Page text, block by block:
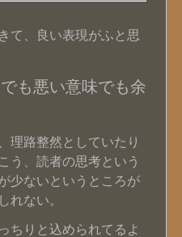
て、良い表現がふと思
も悪い意味でも余
理路整然としていたり
う、読者の思考という
少ないというところが
れない。
ちりと込められてるよ